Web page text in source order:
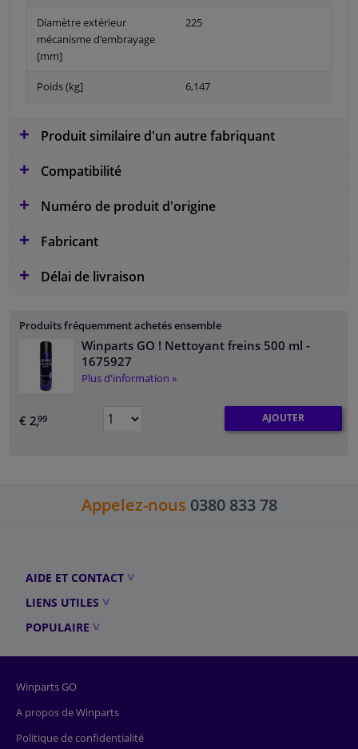
Diamètre extérieur
mécanisme d’embrayage
[mm]
225
Poids (kg] 6,147
Produit similaire d'un autre fabriquant
Compatibilité
Numéro de produit d'origine
Fabricant
Délai de livraison
Produits fréquemment achetés ensemble
Winparts GO ! Nettoyant freins 500 ml -
1675927
Plus d'information »
€ 2,99 AJOUTER
Appelez-nous 0380 833 78
AIDE ET CONTACT
LIENS UTILES
POPULAIRE
Winparts GO
A propos de Winparts
Politique de confidentialité